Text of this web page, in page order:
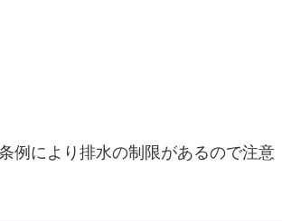
例により排水の制限があるので注意